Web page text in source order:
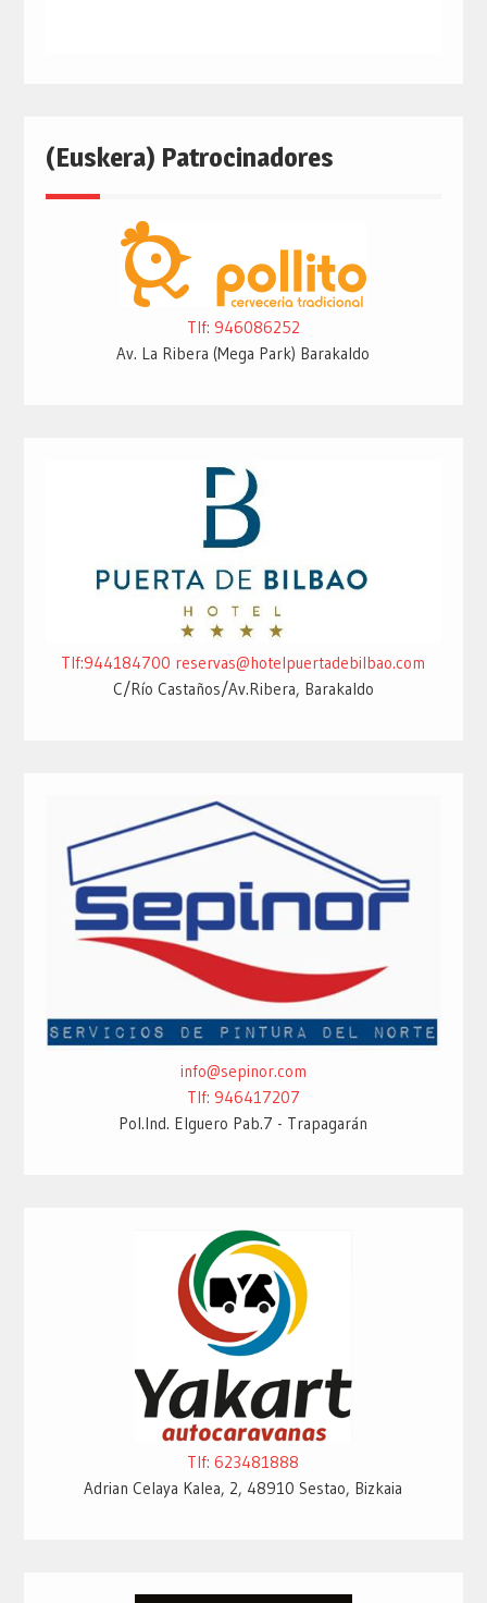
(Euskera) Patrocinadores
Tlf: 946086252
Av. La Ribera (Mega Park) Barakaldo
Tlf:944184700 reservas@hotelpuertadebilbao.com
C/Río Castaños/Av.Ribera, Barakaldo
info@sepinor.com
Tlf: 946417207
Pol.Ind. Elguero Pab.7 - Trapagarán
Tlf: 623481888
Adrian Celaya Kalea, 2, 48910 Sestao, Bizkaia